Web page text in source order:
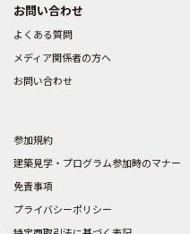
お問い合わせ
よくある質問
メディア関係者の方へ
お問い合わせ
参加規約
建築見学・プログラム参加時のマナー
免責事項
プライバシーポリシー